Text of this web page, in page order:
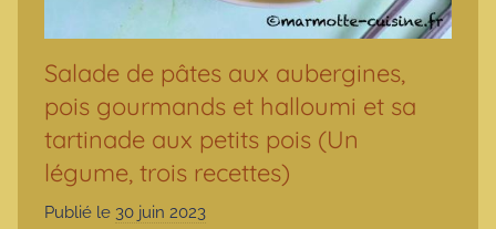
Salade de pâtes aux aubergines,
pois gourmands et halloumi et sa
tartinade aux petits pois (Un
légume, trois recettes)
Publié le 30 juin 2023